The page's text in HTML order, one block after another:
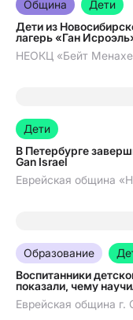
Община
Дети
Дети из
лагерь «Ган
НЕОКЦ «Бейт
20.07.2026
Дети
В Петербурге
Gan Israel
Еврейская община
08.07.2026
Образование
Воспитанники
показали, чему
Еврейская община г.